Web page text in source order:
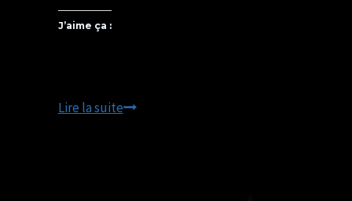
J’aime ça :
Lire la suiteL’authenticité